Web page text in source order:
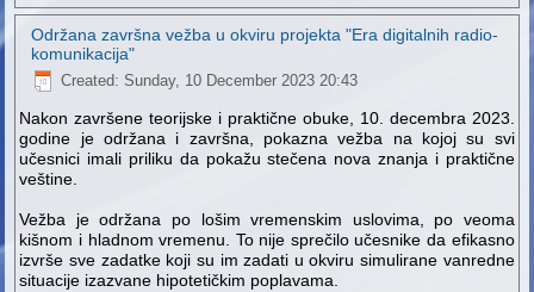
Održana završna vežba u okviru projekta "Era digitalnih radio-
komunikacija"
Created: Sunday, 10 December 2023 20:43
Nakon završene teorijske i praktične obuke, 10. decembra 2023.
godine je održana i završna, pokazna vežba na kojoj su svi
učesnici imali priliku da pokažu stečena nova znanja i praktične
veštine.
Vežba je održana po lošim vremenskim uslovima, po veoma
kišnom i hladnom vremenu. To nije sprečilo učesnike da efikasno
izvrše sve zadatke koji su im zadati u okviru simulirane vanredne
situacije izazvane hipotetičkim poplavama.